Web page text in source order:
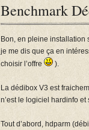
Benchmark
Bon, en pleine installation
je me dis que ça en
choisir l’offre
).
La dédibox V3 est
n’est le logiciel hardinfo
Tout d’abord, hdparm